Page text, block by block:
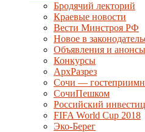
Бродячий лекторий
Краевые новости
Вести Минстроя РФ
Новое в
Объявления и анонсы
Конкурсы
АрхРазрез
Сочи —
СочиПешком
Российский
FIFA World Cup 2018
Эко-Берег